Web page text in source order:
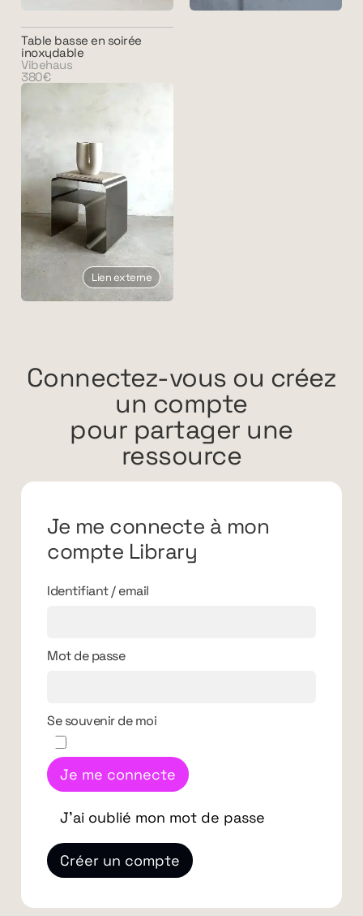
Table basse en soirée
inoxydable
Vibehaus
380€
Lien externe
Connectez-vous ou créez
un compte
pour partager une
ressource
Je me connecte à mon
compte Library
Identifiant / email
Mot de passe
Se souvenir de moi
Je me connecte
J'ai oublié mon mot de passe
Créer un compte